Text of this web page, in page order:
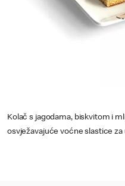
Kolač s jagodama, biskvitom i
osvježavajuće voćne slastice